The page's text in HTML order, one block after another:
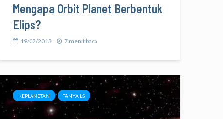
Mengapa Orbit Planet Berbentuk
Elips?
19/02/2013 7 menit baca
KEPLANETAN TANYA LS